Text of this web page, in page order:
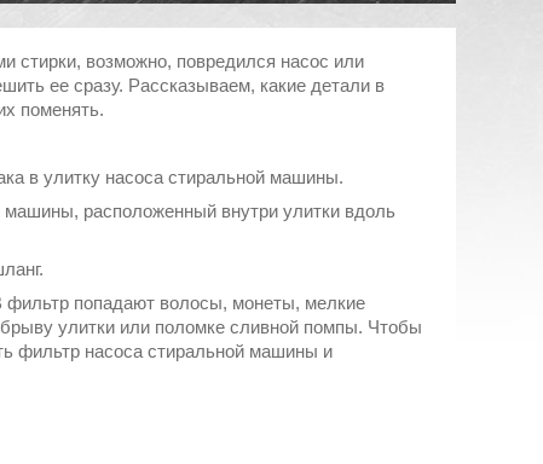
стирки, возможно, повредился насос или
ее сразу. Рассказываем, какие детали в
поменять.
в улитку насоса стиральной машины.
расположенный внутри улитки вдоль
попадают волосы, монеты, мелкие
улитки или поломке сливной помпы. Чтобы
фильтр насоса стиральной машины и